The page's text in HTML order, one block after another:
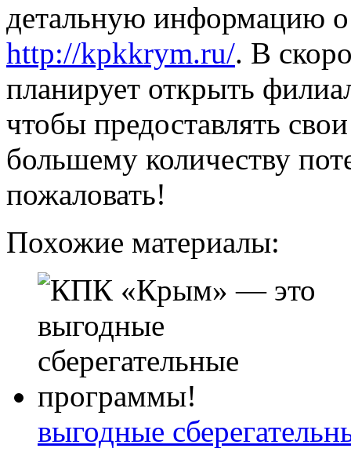
детальную информацию
http://kpkkrym.ru/. В
планирует открыть
чтобы предоставлять
большему количеству
пожаловать!
Похожие материалы:
выгодные